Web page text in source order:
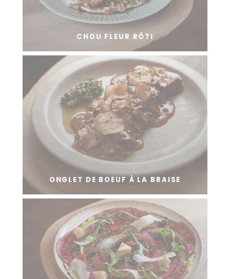
CHOU FLEUR RÔTI
ONGLET DE BOEUF À LA BRAISE